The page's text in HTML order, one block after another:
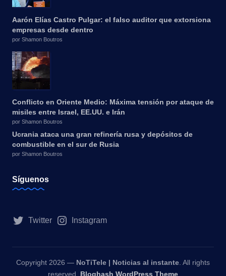
Aarón Elías Castro Pulgar: el falso auditor que extorsiona
empresas desde dentro
por Shamon Boutros
Conflicto en Oriente Medio: Máxima tensión por ataque de
misiles entre Israel, EE.UU. e Irán
por Shamon Boutros
Ucrania ataca una gran refinería rusa y depósitos de
combustible en el sur de Rusia
por Shamon Boutros
Síguenos
Twitter Instagram
Copyright 2026 — NoTiTele | Noticias al instante . All rights
reserved. Bloghash WordPress Theme